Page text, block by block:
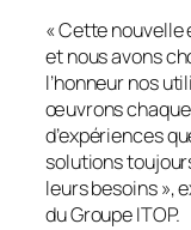
«Cette nouvelle
et nous avons
l’honneur nos
œuvrons chaque
d’expériences
solutions
leurs besoins»,
du Groupe ITOP.